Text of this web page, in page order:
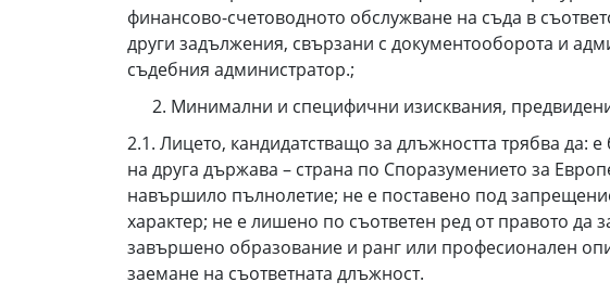
финансово-счетоводното обслужване на съда в
други задължения, свързани с документооборота и
съдебния администратор.;
Минимални и специфични изисквания,
2.1. Лицето, кандидатстващо за длъжността трябва да:
на друга държава – страна по Споразумението за
навършило пълнолетие; не е поставено под
характер; не е лишено по съответен ред от правото
завършено образование и ранг или професионален
заемане на съответната длъжност.